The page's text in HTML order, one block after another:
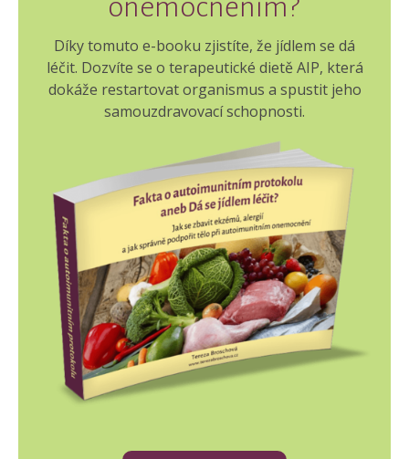
onemocněním?
Díky tomuto e-booku zjistíte, že jídlem se dá
léčit. Dozvíte se o terapeutické dietě AIP, která
dokáže restartovat organismus a spustit jeho
samouzdravovací schopnosti.